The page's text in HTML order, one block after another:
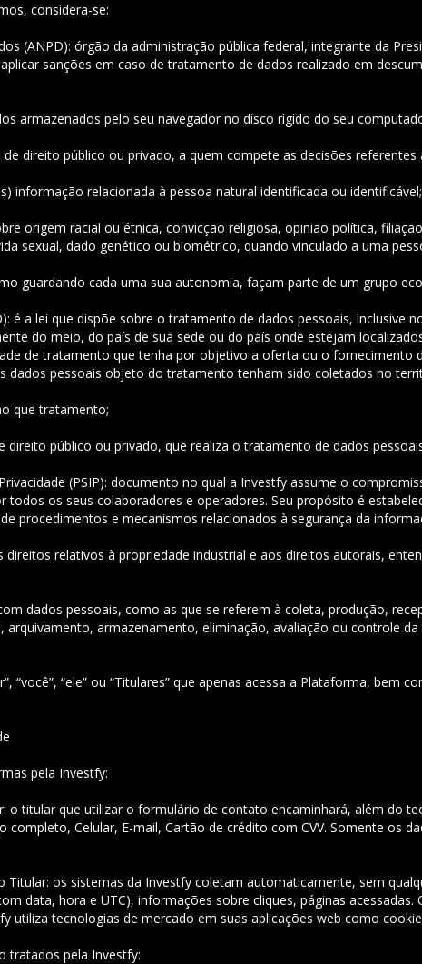
considera-se:
(ANPD): órgão da administração pública federal, integrante da
sanções em caso de tratamento de dados realizado em
armazenados pelo seu navegador no disco rígido do seu
direito público ou privado, a quem compete as decisões
informação relacionada à pessoa natural identificada ou identificável;
origem racial ou étnica, convicção religiosa, opinião política,
sexual, dado genético ou biométrico, quando vinculado a uma
guardando cada uma sua autonomia, façam parte de um grupo
é a lei que dispõe sobre o tratamento de dados pessoais, inclusive
do meio, do país de sua sede ou do país onde estejam
de tratamento que tenha por objetivo a oferta ou o fornecimento
dados pessoais objeto do tratamento tenham sido coletados no
que tratamento;
direito público ou privado, que realiza o tratamento de dados
(PSIP): documento no qual a Investfy assume o
todos os seus colaboradores e operadores. Seu propósito é
procedimentos e mecanismos relacionados à segurança da
direitos relativos à propriedade industrial e aos direitos autorais,
dados pessoais, como as que se referem à coleta, produção,
armazenamento, eliminação, avaliação ou controle
“você”, “ele” ou “Titulares” que apenas acessa a Plataforma,
pela Investfy:
o titular que utilizar o formulário de contato encaminhará, além do
completo, Celular, E-mail, Cartão de crédito com CVV. Somente os
os sistemas da Investfy coletam automaticamente, sem
data, hora e UTC), informações sobre cliques, páginas
utiliza tecnologias de mercado em suas aplicações web como
tratados pela Investfy: